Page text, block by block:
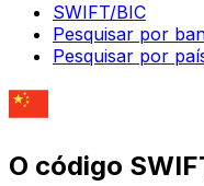
SWIFT/BIC
Pesquisar por
Pesquisar por
O código